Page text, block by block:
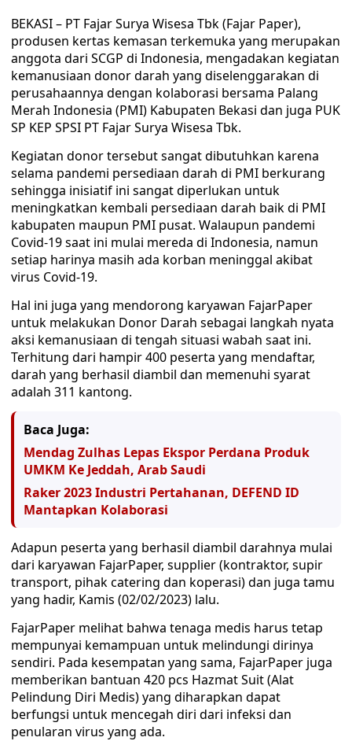
BEKASI – PT Fajar Surya Wisesa Tbk (Fajar Paper),
produsen kertas kemasan terkemuka yang merupakan
anggota dari SCGP di Indonesia, mengadakan kegiatan
kemanusiaan donor darah yang diselenggarakan di
perusahaannya dengan kolaborasi bersama Palang
Merah Indonesia (PMI) Kabupaten Bekasi dan juga PUK
SP KEP SPSI PT Fajar Surya Wisesa Tbk.
Kegiatan donor tersebut sangat dibutuhkan karena
selama pandemi persediaan darah di PMI berkurang
sehingga inisiatif ini sangat diperlukan untuk
meningkatkan kembali persediaan darah baik di PMI
kabupaten maupun PMI pusat. Walaupun pandemi
Covid-19 saat ini mulai mereda di Indonesia, namun
setiap harinya masih ada korban meninggal akibat
virus Covid-19.
Hal ini juga yang mendorong karyawan FajarPaper
untuk melakukan Donor Darah sebagai langkah nyata
aksi kemanusiaan di tengah situasi wabah saat ini.
Terhitung dari hampir 400 peserta yang mendaftar,
darah yang berhasil diambil dan memenuhi syarat
adalah 311 kantong.
Baca Juga:
Mendag Zulhas Lepas Ekspor Perdana Produk
UMKM Ke Jeddah, Arab Saudi
Raker 2023 Industri Pertahanan, DEFEND ID
Mantapkan Kolaborasi
Adapun peserta yang berhasil diambil darahnya mulai
dari karyawan FajarPaper, supplier (kontraktor, supir
transport, pihak catering dan koperasi) dan juga tamu
yang hadir, Kamis (02/02/2023) lalu.
FajarPaper melihat bahwa tenaga medis harus tetap
mempunyai kemampuan untuk melindungi dirinya
sendiri. Pada kesempatan yang sama, FajarPaper juga
memberikan bantuan 420 pcs Hazmat Suit (Alat
Pelindung Diri Medis) yang diharapkan dapat
berfungsi untuk mencegah diri dari infeksi dan
penularan virus yang ada.